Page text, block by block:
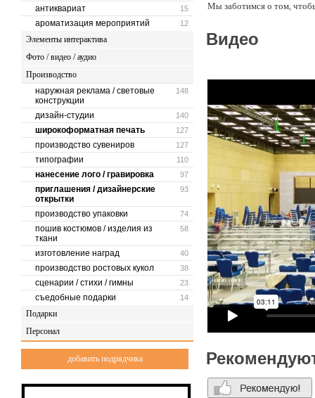
15
антиквариат
12
ароматизация мероприятий
Элементы интерактива
Фото / видео / аудио
Производство
148
наружная реклама / световые
конструкции
140
дизайн-студии
127
широкоформатная печать
127
производство сувениров
110
типографии
97
нанесение лого / гравировка
93
приглашения / дизайнерские
открытки
74
производство упаковки
58
пошив костюмов / изделия из
ткани
40
изготовление наград
38
производство ростовых кукол
23
сценарии / стихи / гимны
14
съедобные подарки
Подарки
Персонал
добавить подрядчика
Мы заботимся о том,
Чтобы ваши проекты
на телефоне все таки
Видео